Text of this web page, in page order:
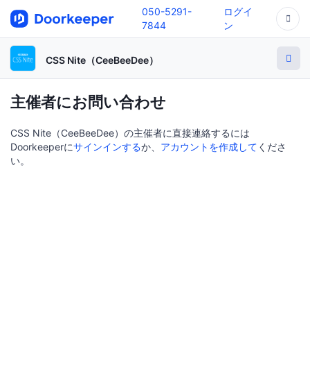
050-5291-
7844
ログイ
ン
CSS Nite（CeeBeeDee）
主催者にお問い合わせ
CSS Nite（CeeBeeDee）の主催者に直接連絡するには
Doorkeeperにサインインするか、 アカウントを作成して くださ
い。